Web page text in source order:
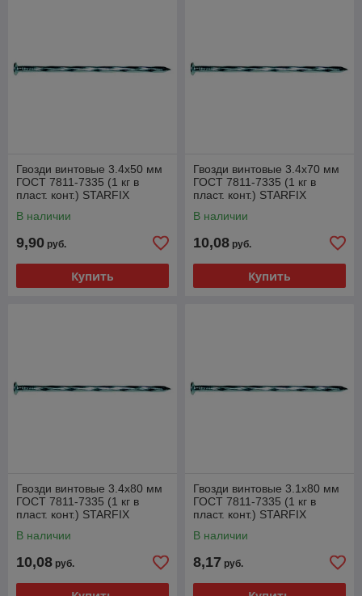
Гвозди винтовые 3.4х50 мм
ГОСТ 7811-7335 (1 кг в
пласт. конт.) STARFIX
В наличии
9,90 руб.
Купить
Гвозди винтовые 3.4х70 мм
ГОСТ 7811-7335 (1 кг в
пласт. конт.) STARFIX
В наличии
10,08 руб.
Купить
Гвозди винтовые 3.4х80 мм
ГОСТ 7811-7335 (1 кг в
пласт. конт.) STARFIX
В наличии
10,08 руб.
Гвозди винтовые 3.1х80 мм
ГОСТ 7811-7335 (1 кг в
пласт. конт.) STARFIX
В наличии
8,17 руб.